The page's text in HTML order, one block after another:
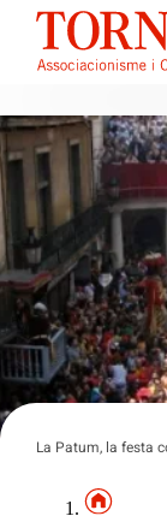
La Patum, la festa